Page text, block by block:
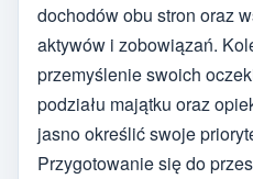
dochodów obu stron oraz
aktywów i zobowiązań.
przemyślenie swoich
podziału majątku oraz
jasno określić swoje
Przygotowanie się do